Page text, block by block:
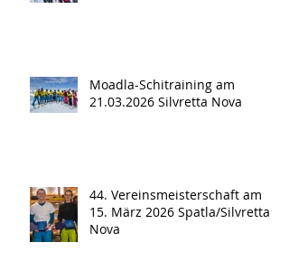
Moadla-Schitraining am
21.03.2026 Silvretta Nova
44. Vereinsmeisterschaft am
15. März 2026 Spatla/Silvretta
Nova